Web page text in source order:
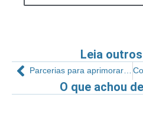
Leia
Parcerias para aprimorar a entrega de bem-estar
O que achou